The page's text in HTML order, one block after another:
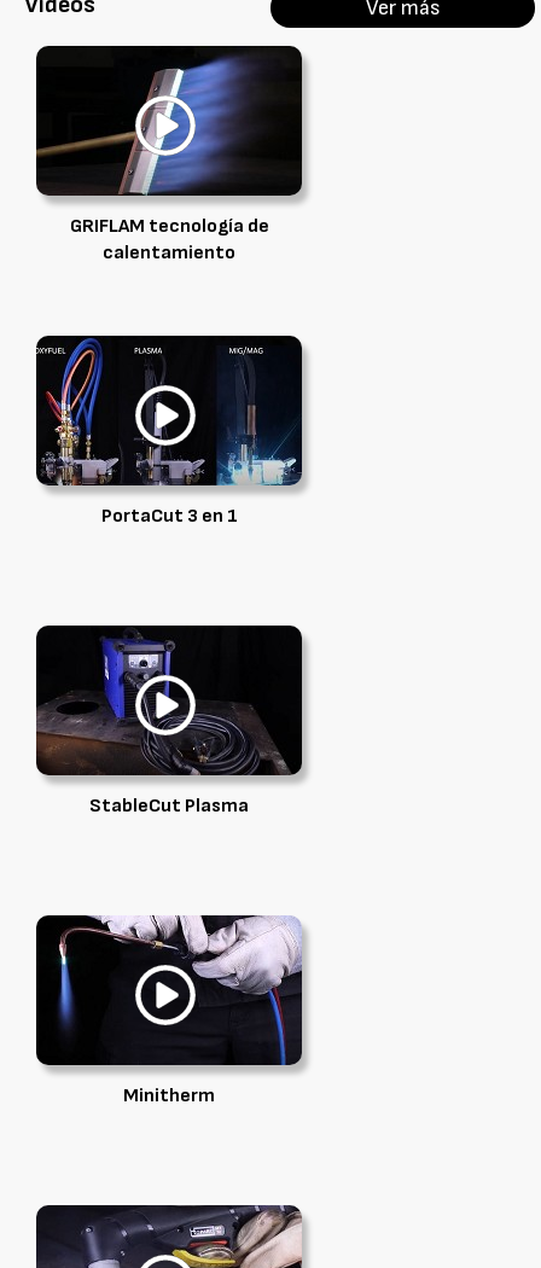
Ver más
GRIFLAM tecnología de
calentamiento
PortaCut 3 en 1
StableCut Plasma
Minitherm